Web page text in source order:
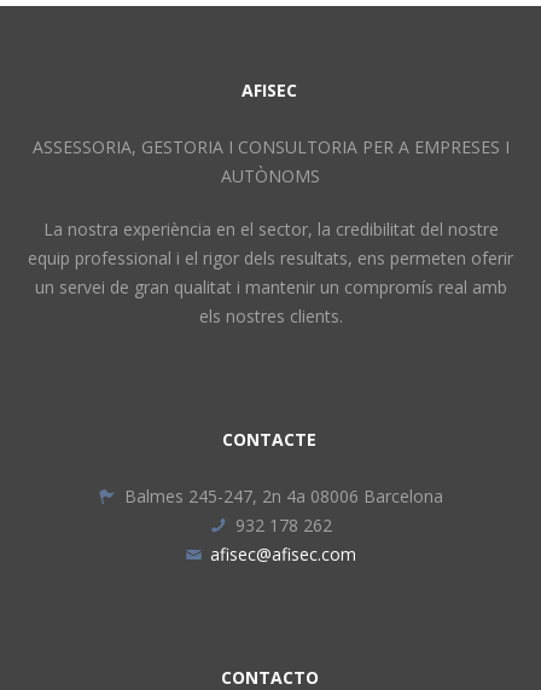
AFISEC
ASSESSORIA, GESTORIA I CONSULTORIA PER A EMPRESES I
AUTÒNOMS
La nostra experiència en el sector, la credibilitat del nostre
equip professional i el rigor dels resultats, ens permeten oferir
un servei de gran qualitat i mantenir un compromís real amb
els nostres clients.
CONTACTE
Balmes 245-247, 2n 4a 08006 Barcelona
932 178 262
afisec@afisec.com
CONTACTO